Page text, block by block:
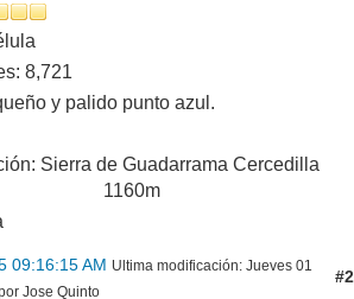
8,721
y palido punto azul.
Sierra de Guadarrama Cercedilla
1160m
09:16:15 AM Ultima modificación: Jueves 01
Jose Quinto
#2